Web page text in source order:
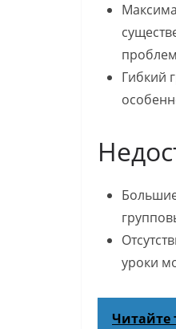
Гибкий
уроки
Читайте